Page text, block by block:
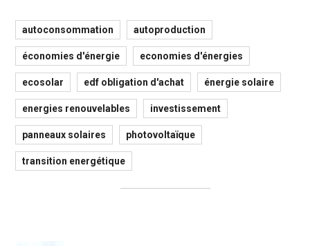
autoconsommation autoproduction
économies d'énergie economies d'énergies
ecosolar edf obligation d'achat énergie solaire
energies renouvelables investissement
panneaux solaires photovoltaïque
transition energétique